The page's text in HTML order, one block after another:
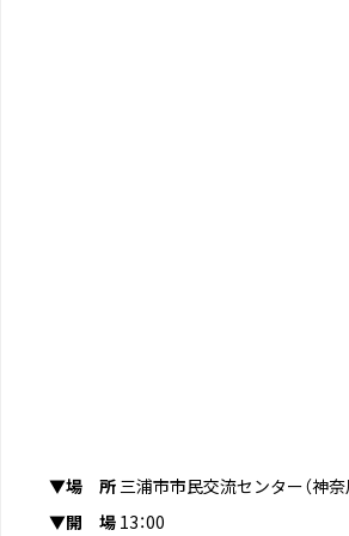
▼場 所三浦市市民交流センター（神
▼開 場 13：00